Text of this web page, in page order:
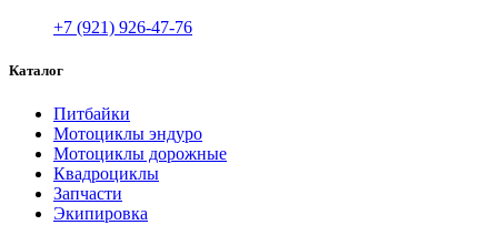
+7 (921) 926-47-76
Каталог
Питбайки
Мотоциклы эндуро
Мотоциклы дорожные
Квадроциклы
Запчасти
Экипировка